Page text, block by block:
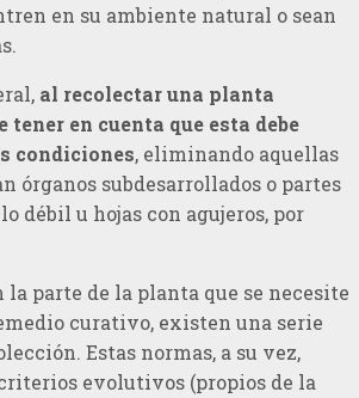
en su ambiente natural o sean
al recolectar una planta
tener en cuenta que esta debe
condiciones, eliminando aquellas
órganos subdesarrollados o partes
débil u hojas con agujeros, por
la parte de la planta que se necesite
curativo, existen una serie
Estas normas, a su vez,
evolutivos (propios de la